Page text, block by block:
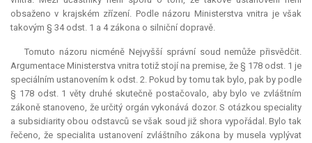
obsaženo v krajském zřízení. Podle názoru Ministerstva vnitra je však
takovým § 34 odst. 1 a 4 zákona o silniční dopravě.
Tomuto názoru nicméně Nejvyšší správní soud nemůže přisvědčit.
Argumentace Ministerstva vnitra totiž stojí na premise, že § 178 odst. 1 je
speciálním ustanovením k odst. 2. Pokud by tomu tak bylo, pak by podle
§ 178 odst. 1 věty druhé skutečně postačovalo, aby bylo ve zvláštním
zákoně stanoveno, že určitý orgán vykonává dozor. S otázkou speciality
a subsidiarity obou odstavců se však soud již shora vypořádal. Bylo tak
řečeno, že specialita ustanovení zvláštního zákona by musela vyplývat